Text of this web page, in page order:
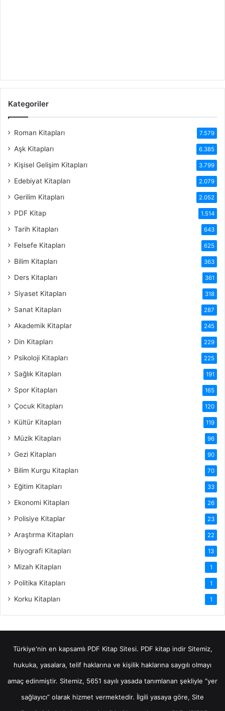
Kategoriler
Roman Kitapları 7.579
Aşk Kitapları 6.385
Kişisel Gelişim Kitapları 3.799
Edebiyat Kitapları 2.079
Gerilim Kitapları 2.052
PDF Kitap 1.514
Tarih Kitapları 643
Felsefe Kitapları 625
Bilim Kitapları 363
Ders Kitapları 361
Siyaset Kitapları 318
Sanat Kitapları 287
Akademik Kitaplar 245
Din Kitapları 229
Psikoloji Kitapları 225
Sağlık Kitapları 191
Spor Kitapları 165
Çocuk Kitapları 120
Kültür Kitapları 119
Müzik Kitapları 96
Gezi Kitapları 90
Bilim Kurgu Kitapları 70
Eğitim Kitapları 33
Ekonomi Kitapları 26
Polisiye Kitaplar 23
Araştırma Kitapları 22
Biyografi Kitapları 13
Mizah Kitapları 1
Politika Kitapları 1
Korku Kitapları 1
Türkiye'nin en kapsamlı PDF Kitap Sitesi. PDF kitap indirSitemiz,
hukuka, yasalara, telif haklarına ve kişilik haklarına saygılı olmayı
amaç edinmiştir. Sitemiz, 5651 sayılı yasada tanımlanan şekliyle “yer
sağlayıcı” olarak hizmet vermektedir. İlgili yasaya göre, Site